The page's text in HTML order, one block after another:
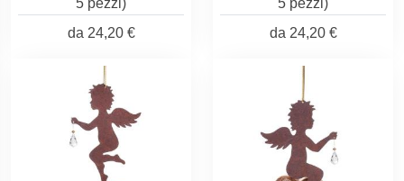
5 pezzi)
da 24,20 €
5 pezzi)
da 24,20 €